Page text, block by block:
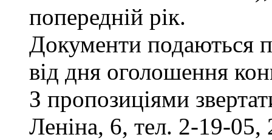
попередній рік.
Документи подаються
від дня оголошення
З пропозиціями
Леніна, 6, тел. 2-19-05,